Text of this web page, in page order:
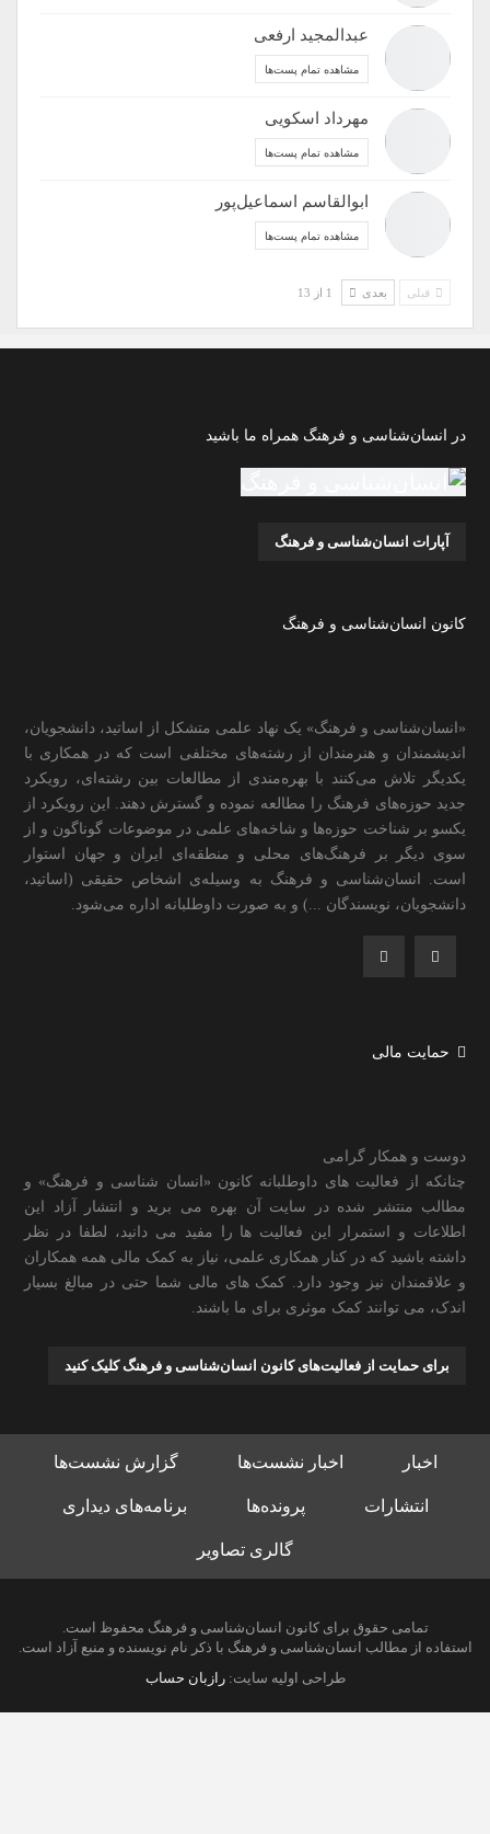
عبدالمجید ارفعی
مشاهده تمام پست‌ها
مهرداد اسکویی
مشاهده تمام پست‌ها
ابوالقاسم اسماعیل‌پور
مشاهده تمام پست‌ها
قبلی بعدی
در انسان‌شناسی و فرهنگ همراه ما باشید
آپارات انسان‌شناسی و فرهنگ
کانون انسان‌شناسی و فرهنگ
«انسان‌شناسی و فرهنگ» یک نهاد علمی متشکل از اساتید، دانشجویان،
اندیشمندان و هنرمندان از رشته‌های مختلفی است که در همکاری با
یکدیگر تلاش می‌کنند با بهره‌مندی از مطالعات بین رشته‌ای، رویکرد
جدید حوزه‌های فرهنگ را مطالعه نموده و گسترش دهند. این رویکرد از
یکسو بر شناخت حوزه‌ها و شاخه‌های علمی در موضوعات گوناگون و از
سوی دیگر بر فرهنگ‌های محلی و منطقه‌ای ایران و جهان استوار
است. انسان‌شناسی و فرهنگ به وسیله‌ی اشخاص حقیقی (اساتید،
دانشجویان، نویسندگان ...) و به صورت داوطلبانه اداره می‌شود.
حمایت مالی
دوست و همکار گرامی
چنانکه از فعالیت های داوطلبانه کانون «انسان شناسی و فرهنگ» و
مطالب منتشر شده در سایت آن بهره می برید و انتشار آزاد این
اطلاعات و استمرار این فعالیت ها را مفید می دانید، لطفا در نظر
داشته باشید که در کنار همکاری علمی، نیاز به کمک مالی همه همکاران
و علاقمندان نیز وجود دارد. کمک های مالی شما حتی در مبالغ بسیار
اندک، می توانند کمک موثری برای ما باشند.
برای حمایت از فعالیت‌های کانون انسان‌شناسی و فرهنگ کلیک کنید
اخبار اخبار نشست‌ها گزارش نشست‌ها
انتشارات پرونده‌ها برنامه‌های دیداری
گالری تصاویر
تمامی حقوق برای کانون انسان‌شناسی و فرهنگ محفوظ است.
استفاده از مطالب انسان‌شناسی و فرهنگ با ذکر نام نویسنده و منبع آزاد است.
طراحی اولیه سایت:رازبان حساب